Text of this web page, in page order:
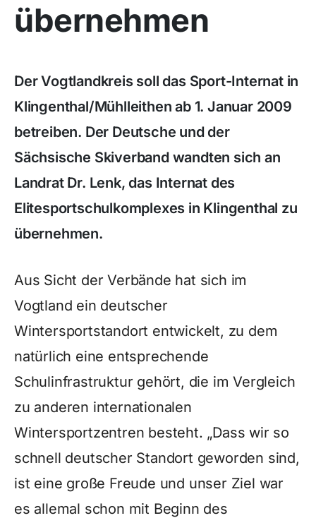
übernehmen
Der Vogtlandkreis soll das Sport-Internat in
Klingenthal/Mühlleithen ab 1. Januar 2009
betreiben. Der Deutsche und der
Sächsische Skiverband wandten sich an
Landrat Dr. Lenk, das Internat des
Elitesportschulkomplexes in Klingenthal zu
übernehmen.
Aus Sicht der Verbände hat sich im
Vogtland ein deutscher
Wintersportstandort entwickelt, zu dem
natürlich eine entsprechende
Schulinfrastruktur gehört, die im Vergleich
zu anderen internationalen
Wintersportzentren besteht. „Dass wir so
schnell deutscher Standort geworden sind,
ist eine große Freude und unser Ziel war
es allemal schon mit Beginn des